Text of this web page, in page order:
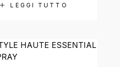
LEGGI TUTTO